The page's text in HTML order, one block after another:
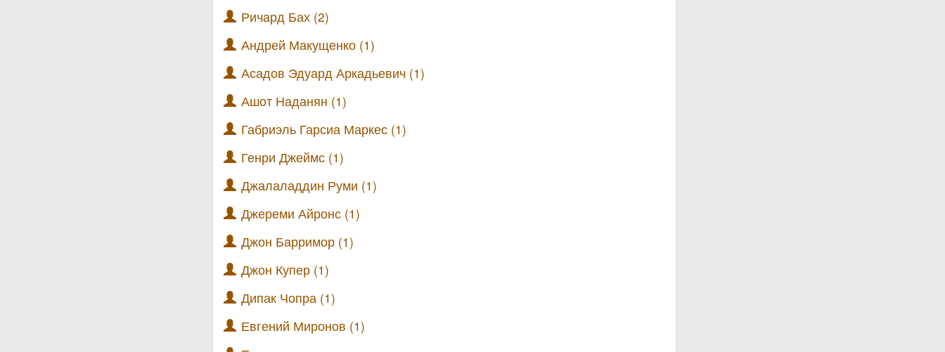
Ричард Бах (2)
Андрей Макущенко (1)
Асадов Эдуард Аркадьевич (1)
Ашот Наданян (1)
Габриэль Гарсиа Маркес (1)
Генри Джеймс (1)
Джалаладдин Руми (1)
Джереми Айронс (1)
Джон Барримор (1)
Джон Купер (1)
Дипак Чопра (1)
Евгений Миронов (1)